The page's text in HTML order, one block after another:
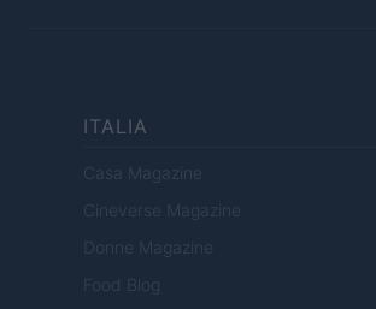
ITALIA
Casa Magazine
Cineverse Magazine
Donne Magazine
Food Blog